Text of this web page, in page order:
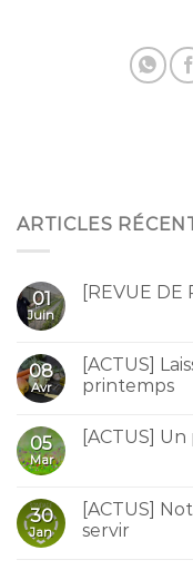
ARTICLES
01
Juin
[REVUE DE
08
Avr
[ACTUS]
printemps
05
Mar
[ACTUS]
30
Jan
[ACTUS]
servir